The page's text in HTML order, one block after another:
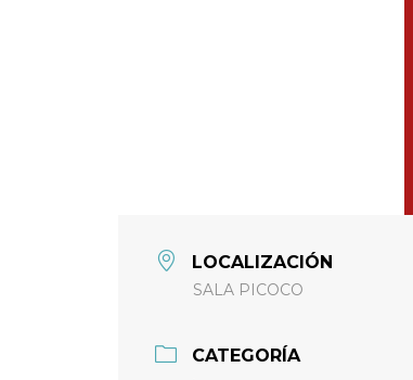
LOCALIZACIÓN
SALA PICOCO
CATEGORÍA